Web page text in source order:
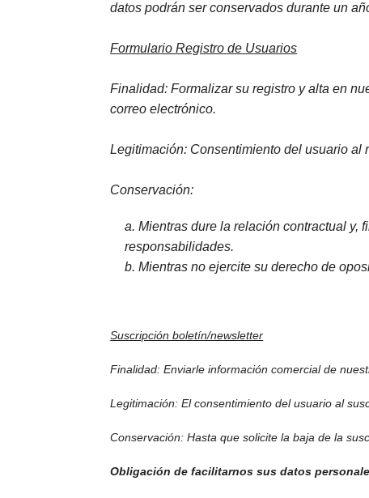
datos podrán ser conservados durante un
Formulario Registro de Usuarios
Finalidad: Formalizar su registro y alta en
correo electrónico.
Legitimación: Consentimiento del usuario al
Conservación:
a. Mientras dure la relación contractual y,
responsabilidades.
b. Mientras no ejercite su derecho de
Suscripción boletín/newsletter
Finalidad: Enviarle información comercial de
Legitimación: El consentimiento del usuario al
Conservación: Hasta que solicite la baja de la
Obligación de facilitarnos sus datos